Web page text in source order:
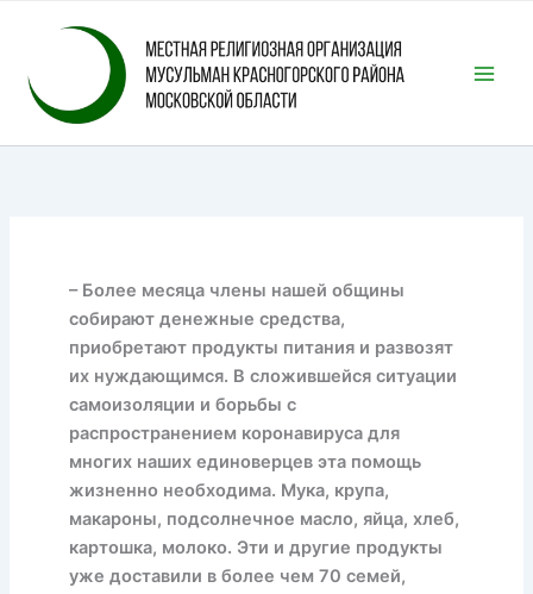
содержимому
– Более месяца члены нашей общины
собирают денежные средства,
приобретают продукты питания и развозят
их нуждающимся. В сложившейся ситуации
самоизоляции и борьбы с
распространением коронавируса для
многих наших единоверцев эта помощь
жизненно необходима. Мука, крупа,
макароны, подсолнечное масло, яйца, хлеб,
картошка, молоко. Эти и другие продукты
уже доставили в более чем 70 семей,